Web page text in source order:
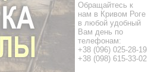
Обращайтесь к
нам в Кривом Роге
в любой удобный
Вам день по
телефонам:
+38 (096) 025-28-19
+38 (098) 615-33-02